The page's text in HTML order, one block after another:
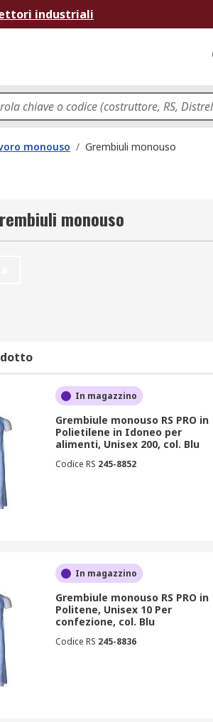
industriali
monouso / Grembiuli monouso
monouso
In magazzino
Grembiule monouso RS PRO in
Polietilene in Idoneo per
alimenti, Unisex 200, col. Blu
Codice RS 245-8852
In magazzino
Grembiule monouso RS PRO in
Politene, Unisex 10 Per
confezione, col. Blu
Codice RS 245-8836